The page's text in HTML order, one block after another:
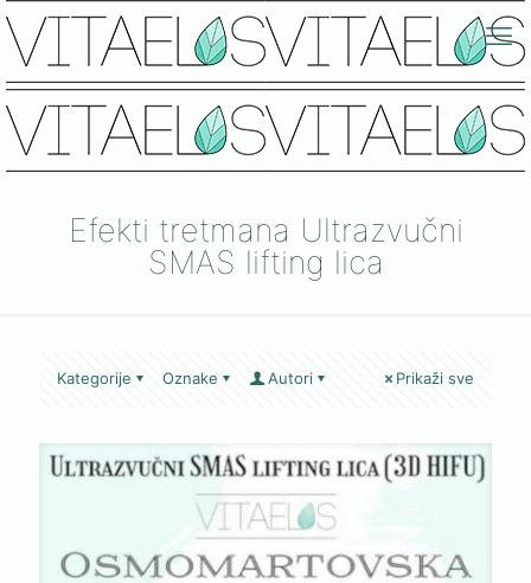
Efekti tretmana Ultrazvučni
SMAS lifting lica
Kategorije Oznake Autori Prikaži sve